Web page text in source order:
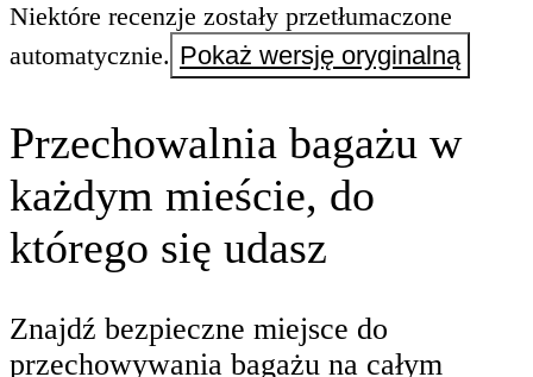
Niektóre recenzje zostały przetłumaczone
automatycznie. Pokaż wersję oryginalną
Przechowalnia bagażu w
każdym mieście, do
którego się udasz
Znajdź bezpieczne miejsce do
przechowywania bagażu na całym